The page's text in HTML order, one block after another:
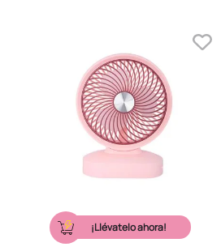
¡Llévatelo ahora!